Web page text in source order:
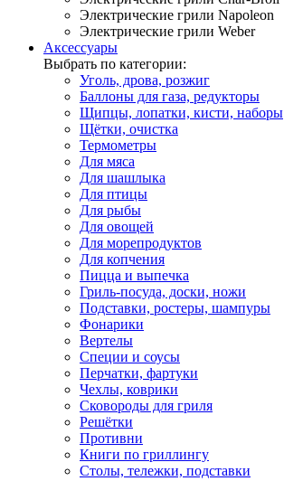
Электрические грили Napoleon
Электрические грили Weber
Аксессуары
Выбрать по категории:
Уголь, дрова, розжиг
Баллоны для газа, редукторы
Щипцы, лопатки, кисти, наборы
Щётки, очистка
Термометры
Для мяса
Для шашлыка
Для птицы
Для рыбы
Для овощей
Для морепродуктов
Для копчения
Пицца и выпечка
Гриль-посуда, доски, ножи
Подставки, ростеры, шампуры
Фонарики
Вертелы
Специи и соусы
Перчатки, фартуки
Чехлы, коврики
Сковороды для гриля
Решётки
Противни
Книги по гриллингу
Столы, тележки, подставки